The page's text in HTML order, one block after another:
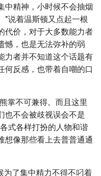
中精神，小时候不会抽烟
”说着温斯顿又点起一根
代价，对于大多数能力者
憾，也是无法弥补的弱
力者并不知道这个话题有
何反感，也带着自嘲的口
掌不可兼得。而且这里
也不会被歧视误会不是
式各样打扮的人物和谐
想像那些看上去普普通通
为了集中精力不得不叼着